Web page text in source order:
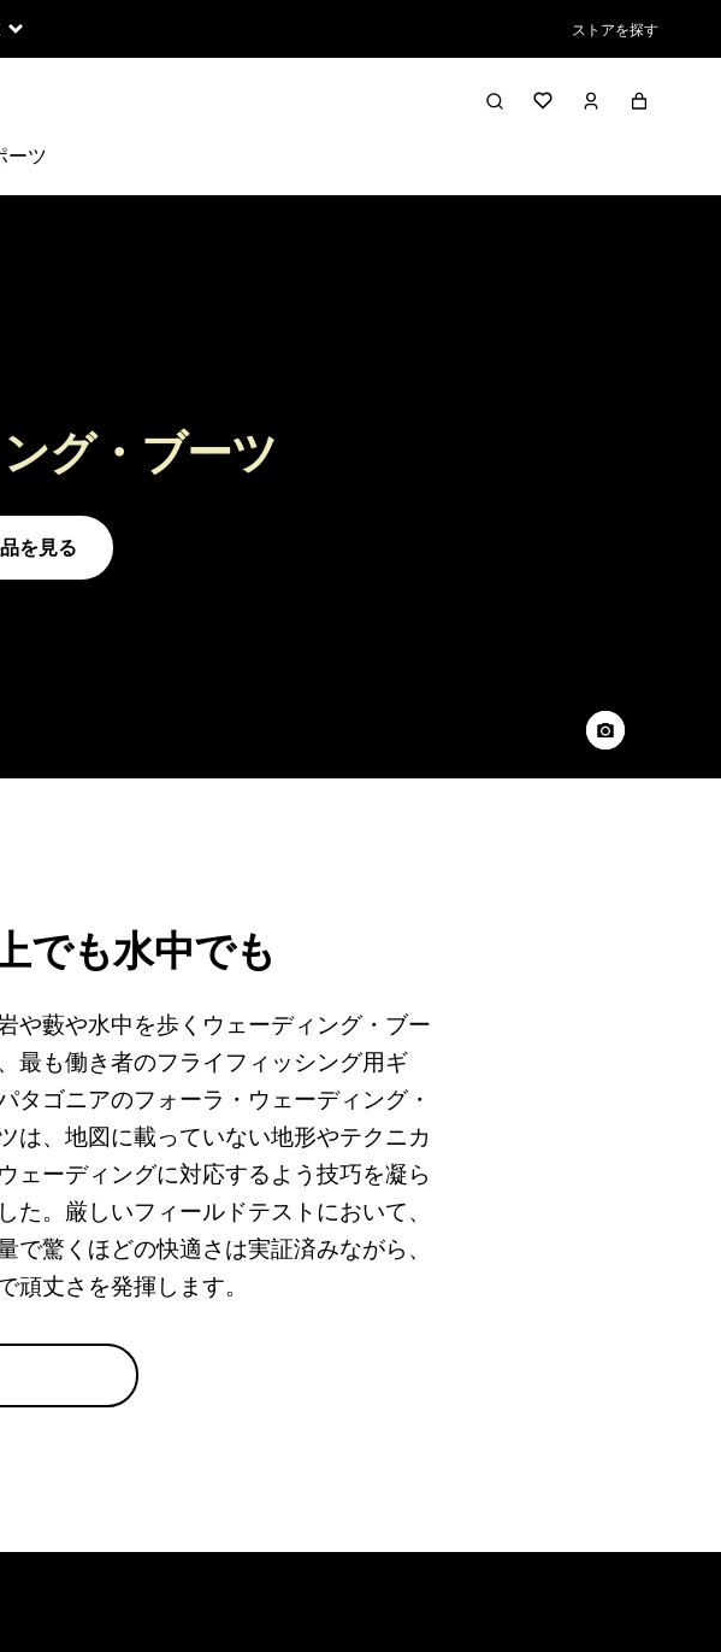
ストアを探す
ーツ
グ・ブーツ
を見る
でも水中でも
や藪や水中を歩くウェーディング・ブー
最も働き者のフライフィッシング用ギ
タゴニアのフォーラ・ウェーディング・
は、地図に載っていない地形やテクニカ
ェーディングに対応するよう技巧を凝ら
た。厳しいフィールドテストにおいて、
で驚くほどの快適さは実証済みながら、
頑丈さを発揮します。